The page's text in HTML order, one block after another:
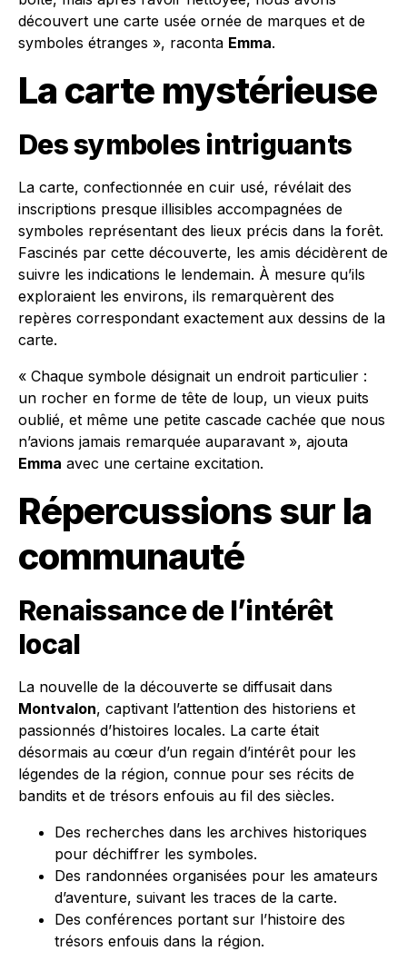
découvert une carte usée ornée de marques et de
symboles étranges », raconta Emma.
La carte mystérieuse
Des symboles intriguants
La carte, confectionnée en cuir usé, révélait des
inscriptions presque illisibles accompagnées de
symboles représentant des lieux précis dans la forêt.
Fascinés par cette découverte, les amis décidèrent de
suivre les indications le lendemain. À mesure qu’ils
exploraient les environs, ils remarquèrent des
repères correspondant exactement aux dessins de la
carte.
« Chaque symbole désignait un endroit particulier :
un rocher en forme de tête de loup, un vieux puits
oublié, et même une petite cascade cachée que nous
n’avions jamais remarquée auparavant », ajouta
Emma avec une certaine excitation.
Répercussions sur la
communauté
Renaissance de l’intérêt
local
La nouvelle de la découverte se diffusait dans
Montvalon, captivant l’attention des historiens et
passionnés d’histoires locales. La carte était
désormais au cœur d’un regain d’intérêt pour les
légendes de la région, connue pour ses récits de
bandits et de trésors enfouis au fil des siècles.
Des recherches dans les archives historiques
pour déchiffrer les symboles.
Des randonnées organisées pour les amateurs
d’aventure, suivant les traces de la carte.
Des conférences portant sur l’histoire des
trésors enfouis dans la région.